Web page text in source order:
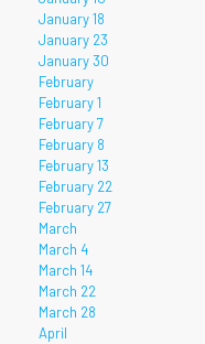
January 18
January 23
January 30
February
February 1
February 7
February 8
February 13
February 22
February 27
March
March 4
March 14
March 22
March 28
April